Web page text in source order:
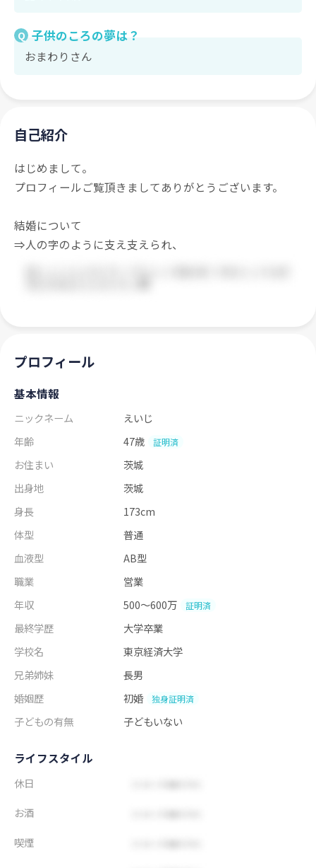
Q 子供のころの夢は？
おまわりさん
自己紹介
はじめまして。
プロフィールご覧頂きましてありがとうございます。
結婚について
⇒人の字のように支え支えられ、
プロフィール
基本情報
ニックネーム
えいじ
年齢
47歳 証明済
お住まい
茨城
出身地
茨城
身長
173cm
体型
普通
血液型
AB型
職業
営業
年収
500～600万 証明済
最終学歴
大学卒業
学校名
東京経済大学
兄弟姉妹
長男
婚姻歴
初婚 独身証明済
子どもの有無 子どもいない
ライフスタイル
休日
お酒
喫煙